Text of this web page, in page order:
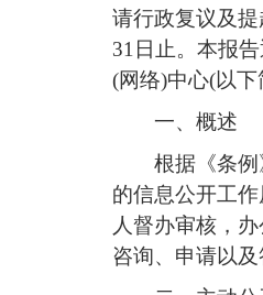
请行政复议及
31日止。本报
(网络)中心(以下
一、概述
根据《条
的信息公开工
人督办审核，
咨询、申请以及